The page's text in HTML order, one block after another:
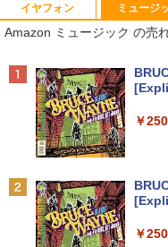
1
8
年
起
画
新
GB
1
S
メ
★
2
第9
D
1
【
5型
￥
HD
1
￥
イヤフォン ミュージ
Amazon ミュージック の売
￥250
￥250